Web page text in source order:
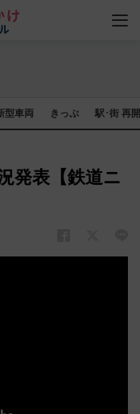
型車両 きっぷ 駅･街 再
発表【鉄道ニ